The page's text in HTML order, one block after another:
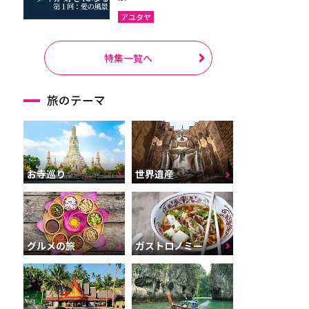
アユタヤ
特集一覧へ
旅のテーマ
お寺巡り 世界遺産
グルメの旅 ガストロノミー